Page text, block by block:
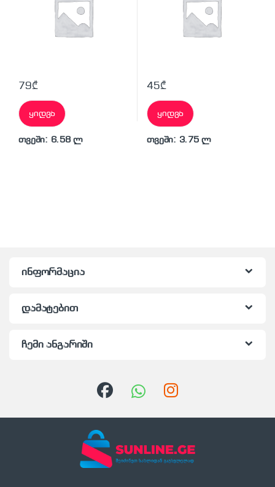
79₾
ყიდვა
თვეში: 6.58 ლ
45₾
ყიდვა
თვეში: 3.75 ლ
ინფორმაცია
დამატებით
ჩემი ანგარიში